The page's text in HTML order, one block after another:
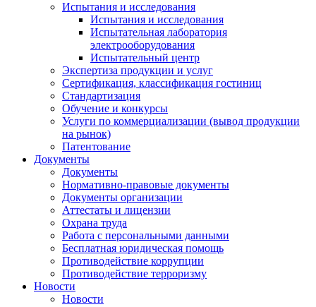
Испытания и исследования
Испытания и исследования
Испытательная лаборатория
электрооборудования
Испытательный центр
Экспертиза продукции и услуг
Сертификация, классификация гостиниц
Стандартизация
Обучение и конкурсы
Услуги по коммерциализации (вывод продукции
на рынок)
Патентование
Документы
Документы
Нормативно-правовые документы
Документы организации
Аттестаты и лицензии
Охрана труда
Работа с персональными данными
Бесплатная юридическая помощь
Противодействие коррупции
Противодействие терроризму
Новости
Новости